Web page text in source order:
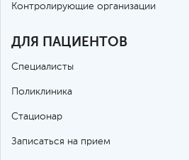
Контролирующие организации
ДЛЯ ПАЦИЕНТОВ
Специалисты
Поликлиника
Стационар
Записаться на прием